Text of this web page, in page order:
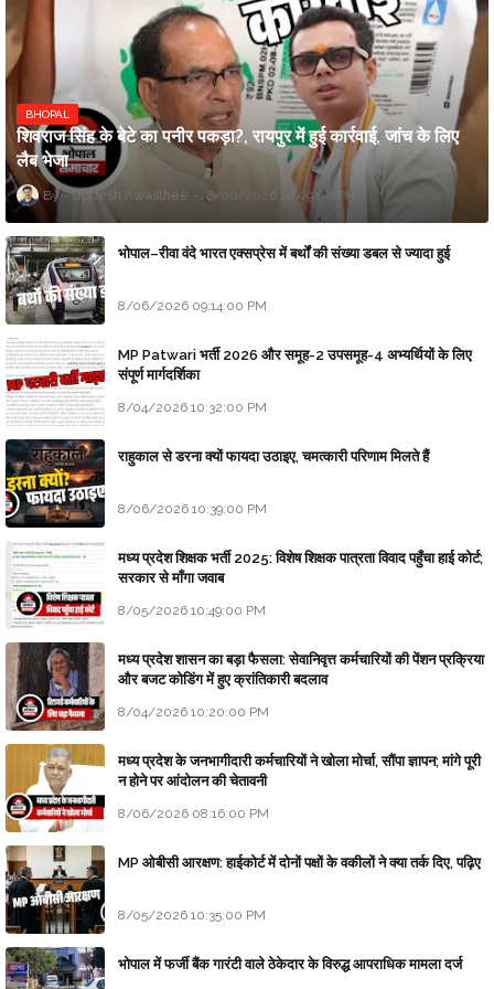
BHOPAL
शिवराज सिंह के बेटे का पनीर पकड़ा?, रायपुर में हुई कार्रवाई, जांच के लिए
लैब भेजा
Updesh Awasthee 8/06/2026 10:09:00 PM
भोपाल–रीवा वंदे भारत एक्सप्रेस में बर्थों की संख्या डबल से ज्यादा हुई
8/06/2026 09:14:00 PM
MP Patwari भर्ती 2026 और समूह-2 उपसमूह-4 अभ्यर्थियों के लिए
संपूर्ण मार्गदर्शिका
8/04/2026 10:32:00 PM
राहुकाल से डरना क्यों फायदा उठाइए, चमत्कारी परिणाम मिलते हैं
8/06/2026 10:39:00 PM
मध्य प्रदेश शिक्षक भर्ती 2025: विशेष शिक्षक पात्रता विवाद पहुँचा हाई कोर्ट;
सरकार से माँगा जवाब
8/05/2026 10:49:00 PM
मध्य प्रदेश शासन का बड़ा फैसला: सेवानिवृत्त कर्मचारियों की पेंशन प्रक्रिया
और बजट कोडिंग में हुए क्रांतिकारी बदलाव
8/04/2026 10:20:00 PM
मध्य प्रदेश के जनभागीदारी कर्मचारियों ने खोला मोर्चा, सौंपा ज्ञापन; मांगे पूरी
न होने पर आंदोलन की चेतावनी
8/06/2026 08:16:00 PM
MP ओबीसी आरक्षण: हाईकोर्ट में दोनों पक्षों के वकीलों ने क्या तर्क दिए, पढ़िए
8/05/2026 10:35:00 PM
भोपाल में फर्जी बैंक गारंटी वाले ठेकेदार के विरुद्ध आपराधिक मामला दर्ज